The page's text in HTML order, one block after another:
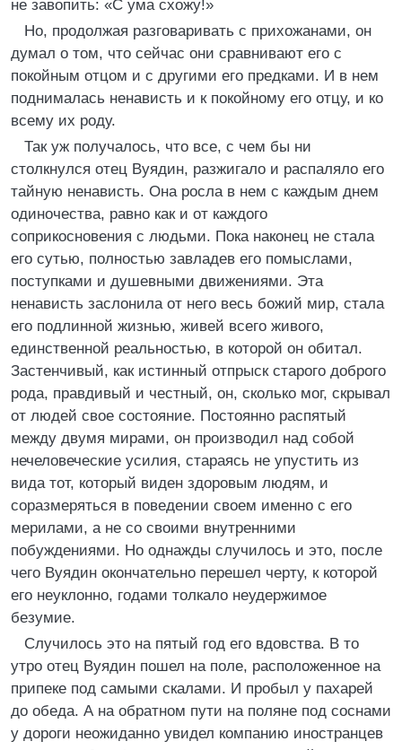
не завопить: «С ума схожу!»
Но, продолжая разговаривать с прихожанами, он
думал о том, что сейчас они сравнивают его с
покойным отцом и с другими его предками. И в нем
поднималась ненависть и к покойному его отцу, и ко
всему их роду.
Так уж получалось, что все, с чем бы ни
столкнулся отец Вуядин, разжигало и распаляло его
тайную ненависть. Она росла в нем с каждым днем
одиночества, равно как и от каждого
соприкосновения с людьми. Пока наконец не стала
его сутью, полностью завладев его помыслами,
поступками и душевными движениями. Эта
ненависть заслонила от него весь божий мир, стала
его подлинной жизнью, живей всего живого,
единственной реальностью, в которой он обитал.
Застенчивый, как истинный отпрыск старого доброго
рода, правдивый и честный, он, сколько мог, скрывал
от людей свое состояние. Постоянно распятый
между двумя мирами, он производил над собой
нечеловеческие усилия, стараясь не упустить из
вида тот, который виден здоровым людям, и
соразмеряться в поведении своем именно с его
мерилами, а не со своими внутренними
побуждениями. Но однажды случилось и это, после
чего Вуядин окончательно перешел черту, к которой
его неуклонно, годами толкало неудержимое
безумие.
Случилось это на пятый год его вдовства. В то
утро отец Вуядин пошел на поле, расположенное на
припеке под самыми скалами. И пробыл у пахарей
до обеда. А на обратном пути на поляне под соснами
у дороги неожиданно увидел компанию иностранцев